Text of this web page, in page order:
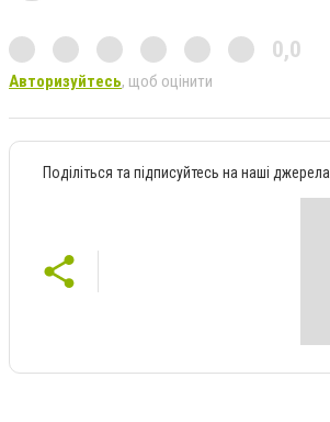
0,0
Авторизуйтесь, щоб оцінити
Поділіться та підписуйтесь на наші джерела